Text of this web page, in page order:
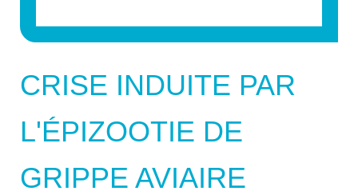
CRISE INDUITE PAR
L'ÉPIZOOTIE DE
GRIPPE AVIAIRE